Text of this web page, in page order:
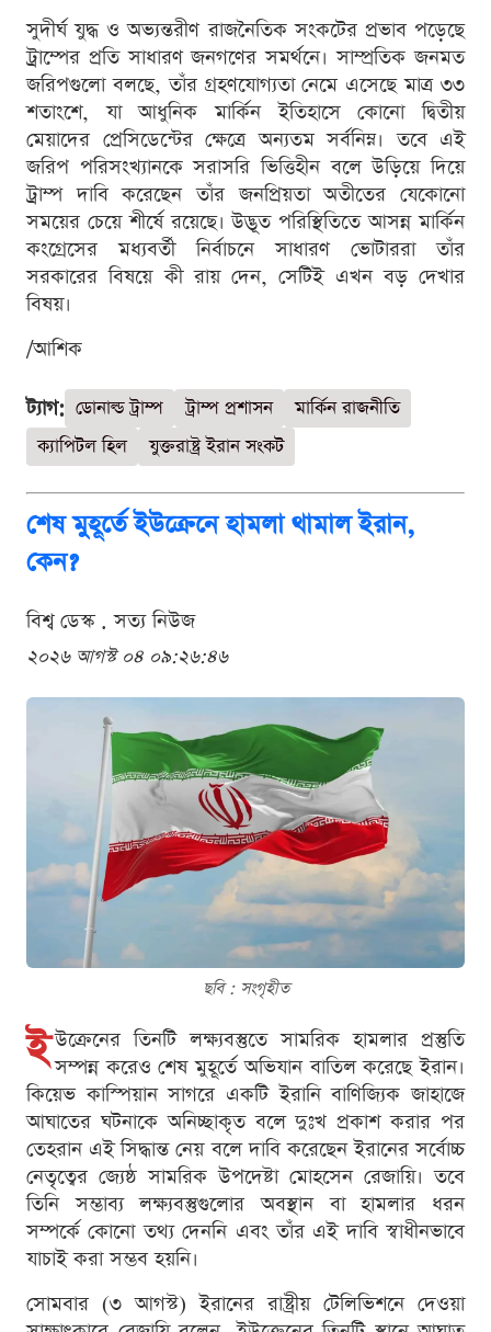
সুদীর্ঘ যুদ্ধ ও অভ্যন্তরীণ রাজনৈতিক সংকটের প্রভাব পড়েছে
ট্রাম্পের প্রতি সাধারণ জনগণের সমর্থনে। সাম্প্রতিক জনমত
জরিপগুলো বলছে, তাঁর গ্রহণযোগ্যতা নেমে এসেছে মাত্র ৩৩
শতাংশে, যা আধুনিক মার্কিন ইতিহাসে কোনো দ্বিতীয়
মেয়াদের প্রেসিডেন্টের ক্ষেত্রে অন্যতম সর্বনিম্ন। তবে এই
জরিপ পরিসংখ্যানকে সরাসরি ভিত্তিহীন বলে উড়িয়ে দিয়ে
ট্রাম্প দাবি করেছেন তাঁর জনপ্রিয়তা অতীতের যেকোনো
সময়ের চেয়ে শীর্ষে রয়েছে। উদ্ভূত পরিস্থিতিতে আসন্ন মার্কিন
কংগ্রেসের মধ্যবর্তী নির্বাচনে সাধারণ ভোটাররা তাঁর
সরকারের বিষয়ে কী রায় দেন, সেটিই এখন বড় দেখার
বিষয়।
/আশিক
ট্যাগ: ডোনাল্ড ট্রাম্প ট্রাম্প প্রশাসন
মার্কিন রাজনীতি
ক্যাপিটল হিল
যুক্তরাষ্ট্র ইরান সংকট
শেষ মুহূর্তে ইউক্রেনে হামলা থামাল ইরান,
কেন?
বিশ্ব ডেস্ক . সত্য নিউজ
২০২৬ আগস্ট ০৪ ০৯:২৬:৪৬
ছবি : সংগৃহীত
ই উক্রেনের তিনটি লক্ষ্যবস্তুতে সামরিক হামলার প্রস্তুতি
সম্পন্ন করেও শেষ মুহূর্তে অভিযান বাতিল করেছে ইরান।
কিয়েভ কাস্পিয়ান সাগরে একটি ইরানি বাণিজ্যিক জাহাজে
আঘাতের ঘটনাকে অনিচ্ছাকৃত বলে দুঃখ প্রকাশ করার পর
তেহরান এই সিদ্ধান্ত নেয় বলে দাবি করেছেন ইরানের সর্বোচ্চ
নেতৃত্বের জ্যেষ্ঠ সামরিক উপদেষ্টা মোহসেন রেজায়ি। তবে
তিনি সম্ভাব্য লক্ষ্যবস্তুগুলোর অবস্থান বা হামলার ধরন
সম্পর্কে কোনো তথ্য দেননি এবং তাঁর এই দাবি স্বাধীনভাবে
যাচাই করা সম্ভব হয়নি।
সোমবার (৩ আগস্ট) ইরানের রাষ্ট্রীয় টেলিভিশনে দেওয়া